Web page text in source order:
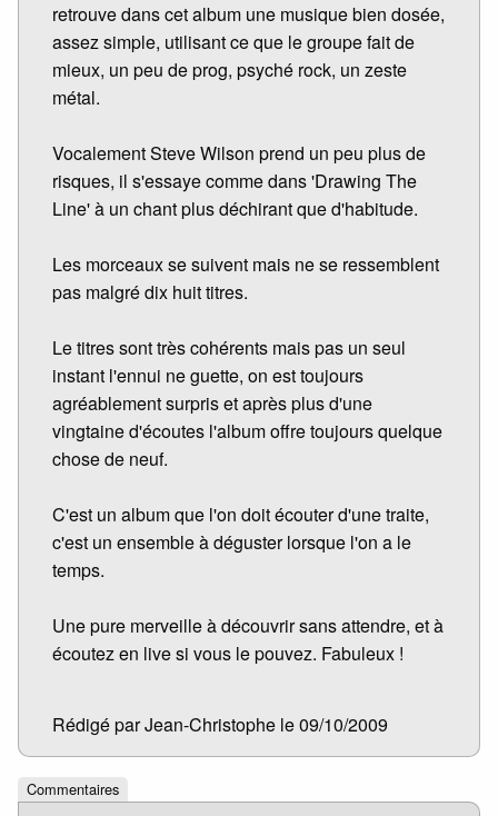
retrouve dans cet album une musique bien dosée,
assez simple, utilisant ce que le groupe fait de
mieux, un peu de prog, psyché rock, un zeste
métal.
Vocalement Steve Wilson prend un peu plus de
risques, il s'essaye comme dans 'Drawing The
Line' à un chant plus déchirant que d'habitude.
Les morceaux se suivent mais ne se ressemblent
pas malgré dix huit titres.
Le titres sont très cohérents mais pas un seul
instant l'ennui ne guette, on est toujours
agréablement surpris et après plus d'une
vingtaine d'écoutes l'album offre toujours quelque
chose de neuf.
C'est un album que l'on doit écouter d'une traite,
c'est un ensemble à déguster lorsque l'on a le
temps.
Une pure merveille à découvrir sans attendre, et à
écoutez en live si vous le pouvez. Fabuleux !
Rédigé par Jean-Christophe le 09/10/2009
Commentaires